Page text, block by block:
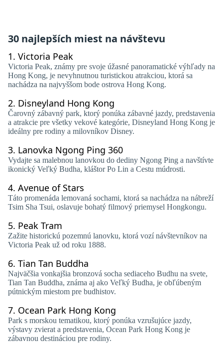
30 najlepších miest na návštevu
1. Victoria Peak
Victoria Peak, známy pre svoje úžasné panoramatické výhľady na
Hong Kong, je nevyhnutnou turistickou atrakciou, ktorá sa
nachádza na najvyššom bode ostrova Hong Kong.
2. Disneyland Hong Kong
Čarovný zábavný park, ktorý ponúka zábavné jazdy, predstavenia
a atrakcie pre všetky vekové kategórie, Disneyland Hong Kong je
ideálny pre rodiny a milovníkov Disney.
3. Lanovka Ngong Ping 360
Vydajte sa malebnou lanovkou do dediny Ngong Ping a navštívte
ikonický Veľký Budha, kláštor Po Lin a Cestu múdrosti.
4. Avenue of Stars
Táto promenáda lemovaná sochami, ktorá sa nachádza na nábreží
Tsim Sha Tsui, oslavuje bohatý filmový priemysel Hongkongu.
5. Peak Tram
Zažite historickú pozemnú lanovku, ktorá vozí návštevníkov na
Victoria Peak už od roku 1888.
6. Tian Tan Buddha
Najväčšia vonkajšia bronzová socha sediaceho Budhu na svete,
Tian Tan Buddha, známa aj ako Veľký Budha, je obľúbeným
pútnickým miestom pre budhistov.
7. Ocean Park Hong Kong
Park s morskou tematikou, ktorý ponúka vzrušujúce jazdy,
výstavy zvierat a predstavenia, Ocean Park Hong Kong je
zábavnou destináciou pre rodiny.